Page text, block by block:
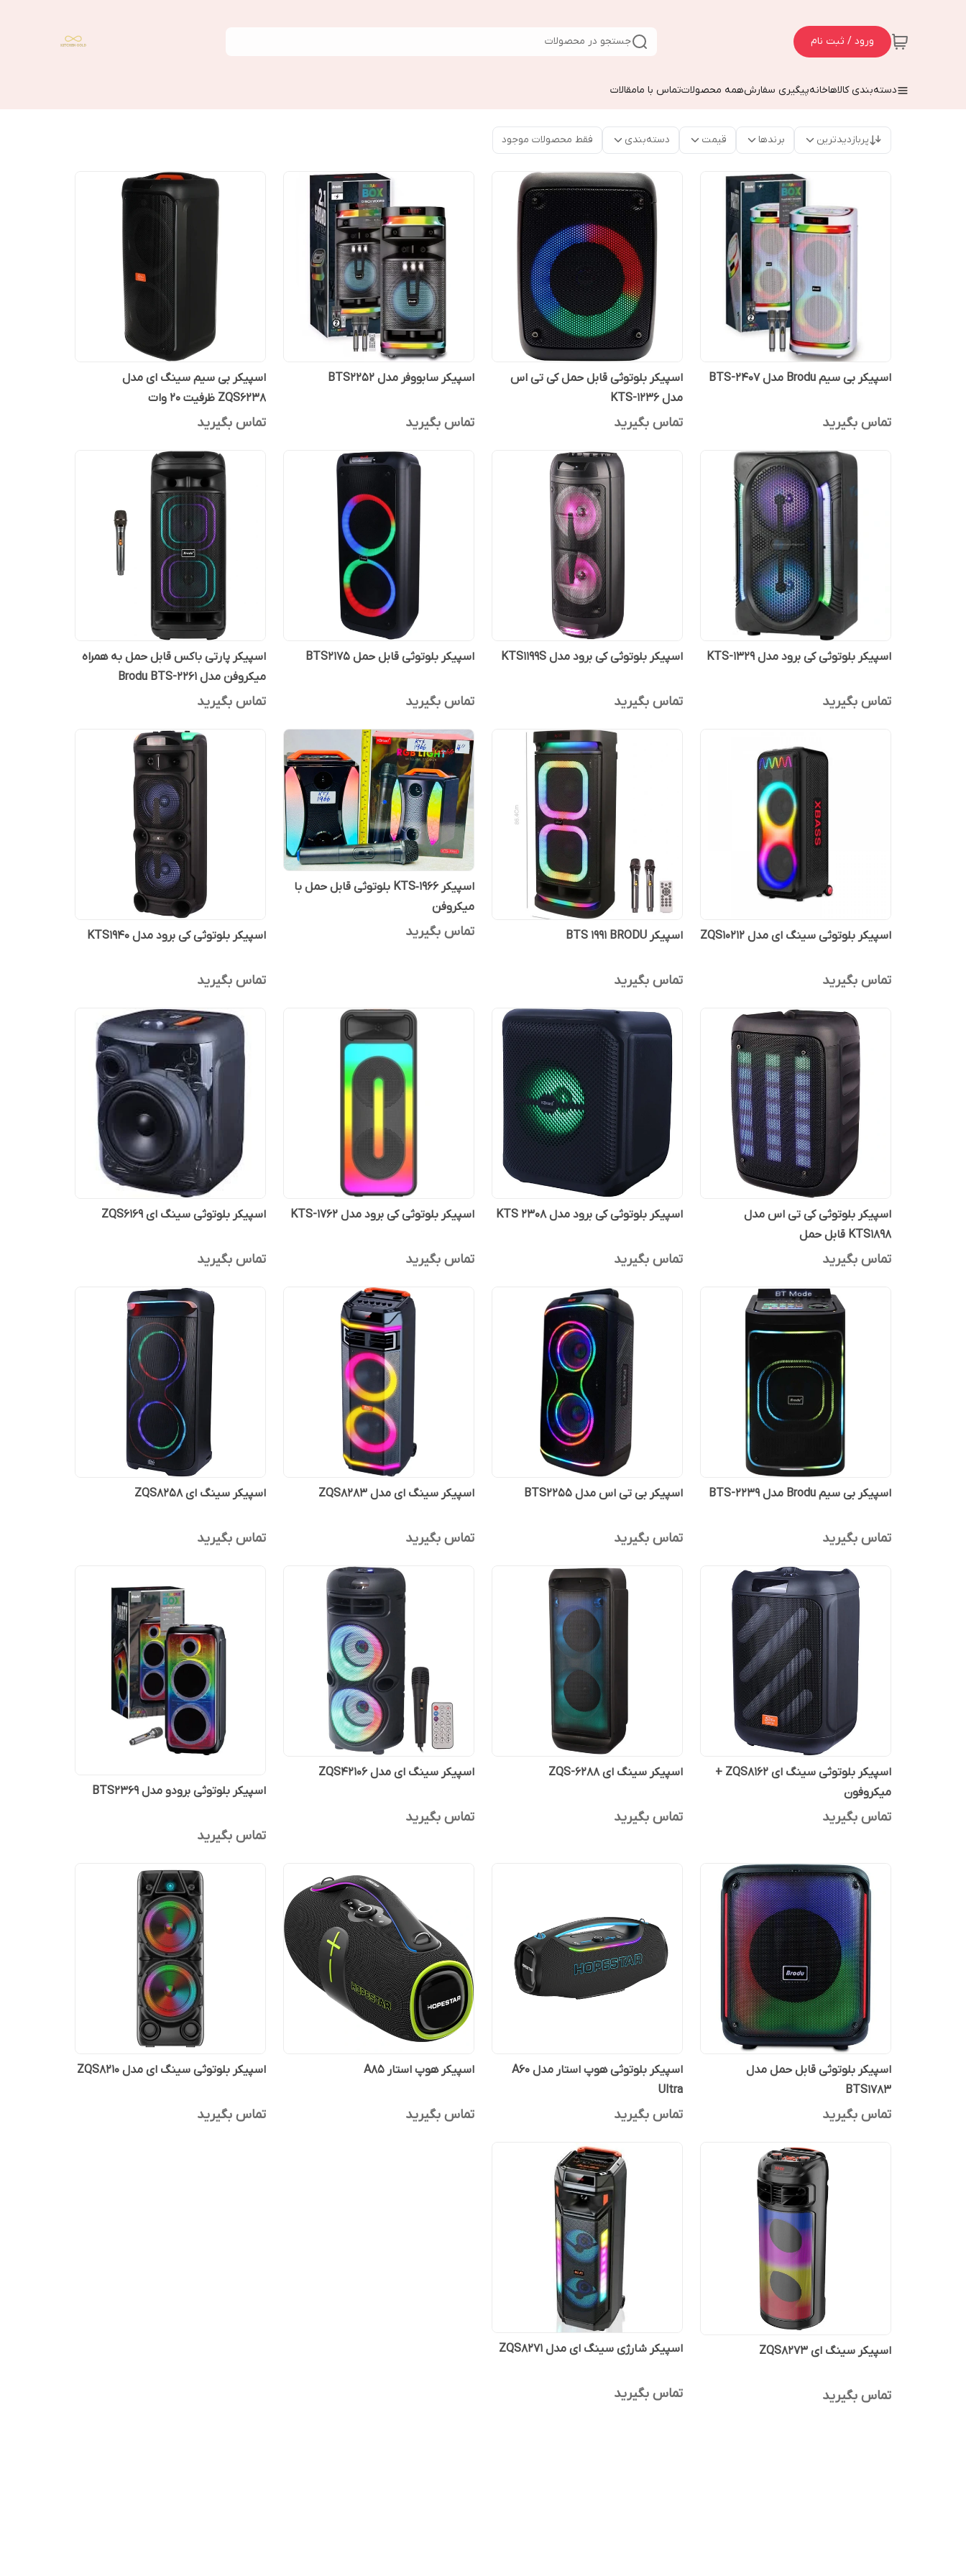
ورود / ثبت نام جستجو در محصولات
دسته‌بندی کالاهاخانهپیگیری سفارشهمه محصولاتتماس با مامقالات
پربازدیدترین برندها قیمت دسته‌بندی فقط محصولات موجود
اسپیکر بی سیم Brodu مدل BTS-2407
تماس بگیرید
اسپیکر بلوتوثی قابل حمل کی تی اس
مدل KTS-1236
تماس بگیرید
اسپیکر سابووفر مدل BTS2252
تماس بگیرید
اسپیکر بی سیم سینگ ای مدل
ZQS6238 ظرفیت ۲۰ وات
تماس بگیرید
اسپیکر بلوتوثی کی برود مدل KTS-1329
تماس بگیرید
اسپیکر بلوتوثی کی برود مدل KTS1199S
تماس بگیرید
اسپیکر بلوتوثی قابل حمل BTS2175
تماس بگیرید
اسپیکر پارتی باکس قابل حمل به همراه
میکروفن مدل Brodu BTS-2261
تماس بگیرید
اسپیکر بلوتوثی سینگ ای مدل ZQS10212
تماس بگیرید
اسپیکر BTS 1991 BRODU
تماس بگیرید
اسپیکر KTS‑1966 بلوتوثی قابل حمل با
میکروفن
تماس بگیرید اسپیکر بلوتوثی کی برود مدل KTS1940
تماس بگیرید
اسپیکر بلوتوثی کی تی اس مدل
KTS1898 قابل حمل
تماس بگیرید
اسپیکر بلوتوثی کی برود مدل KTS 2308
تماس بگیرید
اسپیکر بلوتوثی کی برود مدل KTS-1762
تماس بگیرید
اسپیکر بلوتوثی سینگ ای ZQS6169
تماس بگیرید
اسپیکر بی سیم Brodu مدل BTS-2239
تماس بگیرید
اسپیکر بی تی اس مدل BTS2255
تماس بگیرید
اسپیکر سینگ ای مدل ZQS8283
تماس بگیرید
اسپیکر سینگ ای ZQS8258
تماس بگیرید
اسپیکر بلوتوثی سینگ ای ZQS8162 +
میکروفون
تماس بگیرید
اسپیکر سینگ ای ZQS-6288
تماس بگیرید
اسپیکر سینگ ای مدل ZQS42106
تماس بگیرید
اسپیکر بلوتوثی برودو مدل BTS2369
تماس بگیرید
اسپیکر بلوتوثی قابل حمل مدل
BTS1783
تماس بگیرید
اسپیکر بلوتوثی هوپ استار مدل A60
Ultra
تماس بگیرید
اسپیکر هوپ استار A85
تماس بگیرید
اسپیکر بلوتوثی سینگ ای مدل ZQS8210
تماس بگیرید
اسپیکر سینگ ای ZQS8273
تماس بگیرید
اسپیکر شارژی سینگ ای مدل ZQS8271
تماس بگیرید